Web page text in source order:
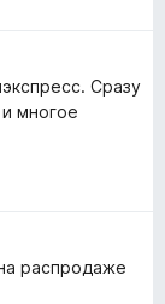
Сразу
многое
распродаже